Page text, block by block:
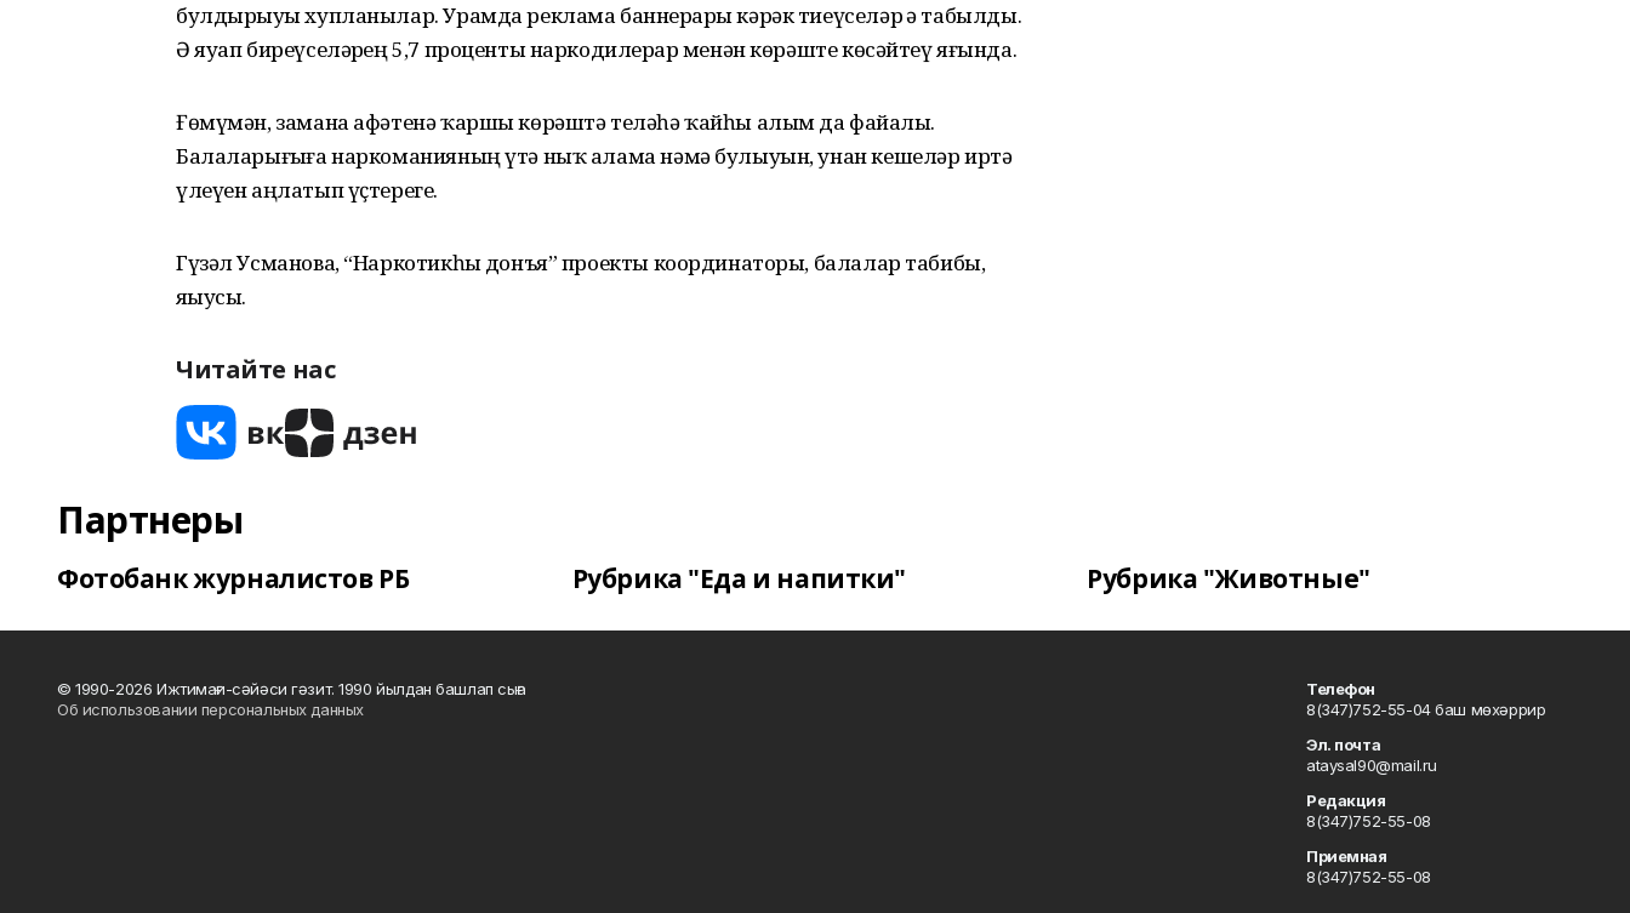
булдырыуҙы хупланылар. Урамда реклама баннерҙары кәрәк тиеүселәр ҙә табылды.
Ә яуап биреүселәрҙең 5,7 проценты наркодилерҙар менән көрәште көсәйтеү яғында.
Ғөмүмән, замана афәтенә ҡаршы көрәштә теләһә ҡайһы алым да файҙалы.
Балаларығыҙға наркоманияның үтә ныҡ алама нәмә булыуын, унан кешеләр иртә
үлеүен аңлатып үҫтерегеҙ.
Гүзәл Усманова, “Наркотикһыҙ донъя” проекты координаторы, балалар табибы,
яҙыусы.
Читайте нас
Партнеры
Фотобанк журналистов РБ Рубрика "Еда и напитки" Рубрика "Животные"
© 1990-2026 Ижтимағи-сәйәси гәзит. 1990 йылдан башлап сыға
Об использовании персональных данных
Телефон
8(347)752-55-04 баш мөхәррир
Эл. почта
ataysal90@mail.ru
Редакция
8(347)752-55-08
Приемная
8(347)752-55-08